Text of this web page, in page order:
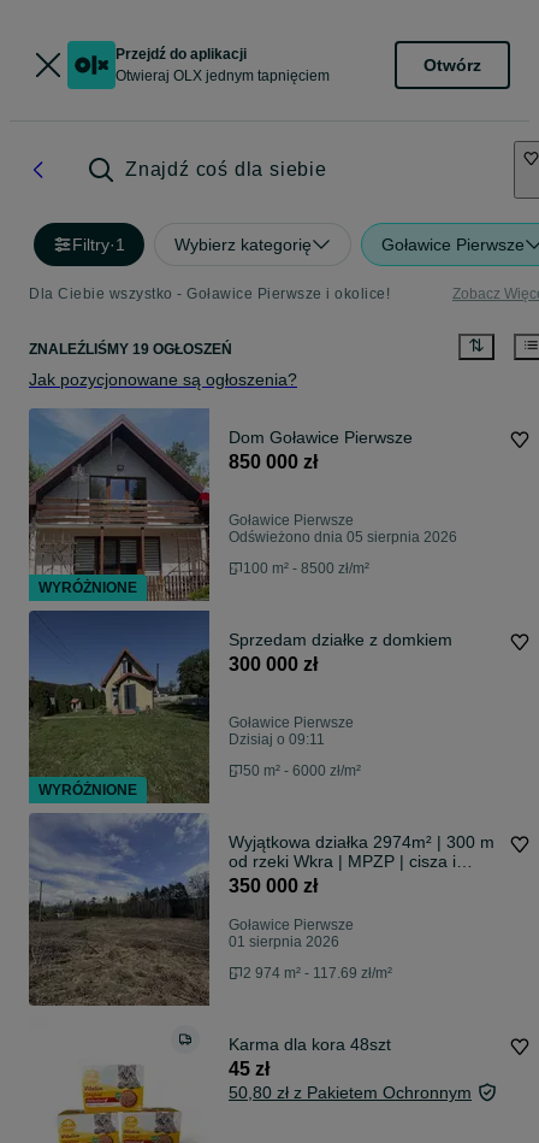
Przejdź do aplikacji
Otwieraj OLX jednym tapnięciem
Otwórz
Znajdź coś dla siebie
Filtry·1 Wybierz kategorię Goławice Pierwsze
Dla Ciebie wszystko - Goławice Pierwsze i okolice! Zobacz
ZNALEŹLIŚMY 19 OGŁOSZEŃ
Jak pozycjonowane są ogłoszenia?
Dom Goławice Pierwsze
850 000 zł
Goławice Pierwsze
Odświeżono dnia 05 sierpnia 2026
100 m² - 8500 zł/m²
Sprzedam działke z domkiem
300 000 zł
Goławice Pierwsze
Dzisiaj o 09:11
50 m² - 6000 zł/m²
Wyjątkowa działka 2974m² | 300 m
od rzeki Wkra | MPZP | cisza i
natura
350 000 zł
Goławice Pierwsze
01 sierpnia 2026
2 974 m² - 117.69 zł/m²
Karma dla kora 48szt
45 zł
50,80 zł z Pakietem Ochronnym
WYRÓŻNIONE
WYRÓŻNIONE